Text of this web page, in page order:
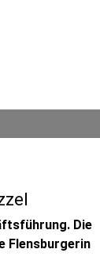
Die
Flensburgerin